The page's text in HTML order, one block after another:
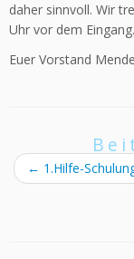
daher sinnvoll. Wir
Uhr vor dem Eingang.
Euer Vorstand
← 1.Hilfe-